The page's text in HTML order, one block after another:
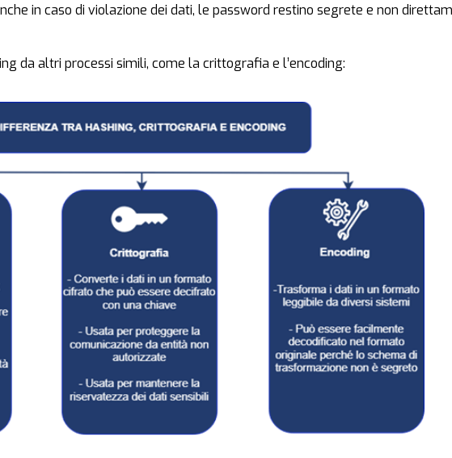
in caso di violazione dei dati, le password restino segrete e non
da altri processi simili, come la crittografia e l’encoding: